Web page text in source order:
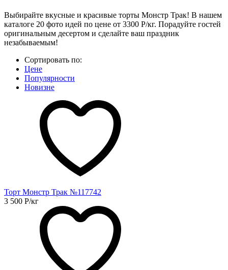
Выбирайте вкусные и красивые торты Монстр Трак! В нашем
каталоге 20 фото идей по цене от 3300 Р/кг. Порадуйте гостей
оригинальным десертом и сделайте ваш праздник
незабываемым!
Сортировать по:
Цене
Популярности
Новизне
Торт Монстр Трак №117742
3 500 Р/кг